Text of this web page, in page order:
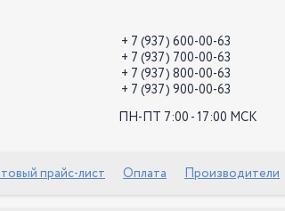
+ 7 (937) 600-00-63
+ 7 (937) 700-00-63
+ 7 (937) 800-00-63
+ 7 (937) 900-00-63
ПН-ПТ 7:00 - 17:00 МСК
прайс-лист Оплата Производители